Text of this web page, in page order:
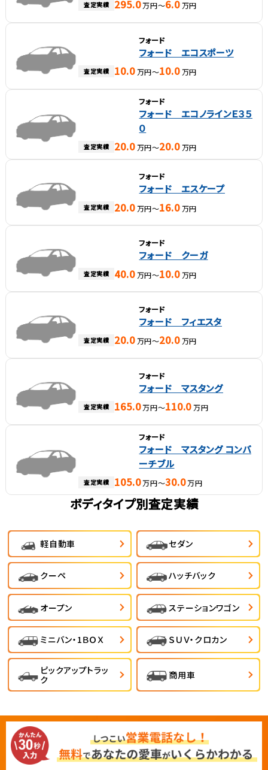
査定実績 295.0万円～6.0万円
フォード
フォード エコスポーツ
査定実績 10.0万円～10.0万円
フォード
フォード エコノラインＥ３５
０
査定実績 20.0万円～20.0万円
フォード
フォード エスケープ
査定実績 20.0万円～16.0万円
フォード
フォード クーガ
査定実績 40.0万円～10.0万円
フォード
フォード フィエスタ
査定実績 20.0万円～20.0万円
フォード
フォード マスタング
査定実績 165.0万円～110.0万円
フォード
フォード マスタング コンバ
ーチブル
査定実績 105.0万円～30.0万円
ボディタイプ別査定実績
軽自動車 セダン
クーペ ハッチバック
オープン ステーションワゴン
ミニバン・1ＢＯＸ ＳＵＶ・クロカン
ピックアップトラッ
ク
商用車